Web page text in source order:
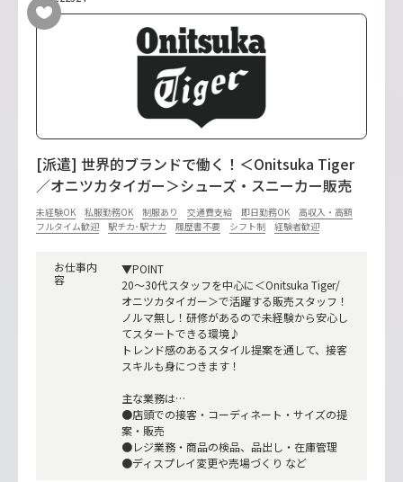
[派遣] 世界的ブランドで働く！＜Onitsuka Tiger
／オニツカタイガー＞シューズ・スニーカー販売
未経験OK 私服勤務OK 制服あり 交通費支給 即日勤務OK
高収入・高額
フルタイム歓迎
駅チカ･駅ナカ 履歴書不要 シフト制 経験者歓迎
お仕事内
容
▼POINT
20～30代スタッフを中心に＜Onitsuka Tiger/
オニツカタイガー＞で活躍する販売スタッフ！
ノルマ無し！研修があるので未経験から安心し
てスタートできる環境♪
トレンド感のあるスタイル提案を通して、接客
スキルも身につきます！
主な業務は…
●店頭での接客・コーディネート・サイズの提
案・販売
●レジ業務・商品の検品、品出し・在庫管理
●ディスプレイ変更や売場づくり など